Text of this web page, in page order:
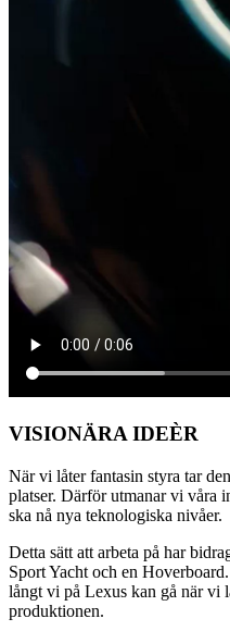
VISIONÄRA IDEÈR
När vi låter fantasin styra tar
platser. Därför utmanar vi våra
ska nå nya teknologiska nivåer.
Detta sätt att arbeta på har
Sport Yacht och en
långt vi på Lexus kan gå när vi
produktionen.